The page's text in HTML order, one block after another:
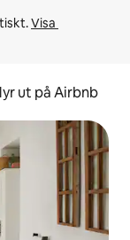
Visa
ut på Airbnb